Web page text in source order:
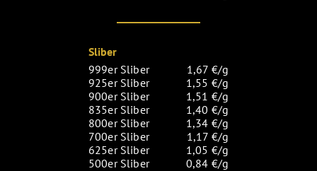
Sliber
999er Sliber
1,67 €/g
925er Sliber
1,55 €/g
900er Sliber
1,51 €/g
835er Sliber
1,40 €/g
800er Sliber
1,34 €/g
700er Sliber
1,17 €/g
625er Sliber
1,05 €/g
500er Sliber
0,84 €/g